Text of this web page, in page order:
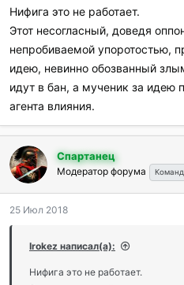
Нифига это не работает.
Этот несогласный, доведя
непробиваемой упоротостью,
идею, невинно обозванный
идут в бан, а мученик за идею
агента влияния.
Спартанец
Модератор форума
25 Июл 2018
Irokez написал(а):
Нифига это не работает.